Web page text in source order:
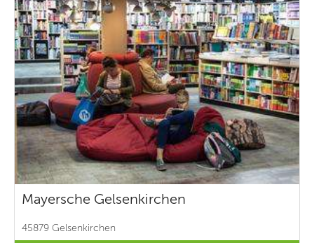
Mayersche Gelsenkirchen
45879 Gelsenkirchen